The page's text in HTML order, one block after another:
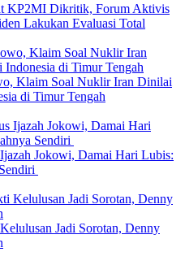
KP2MI Dikritik, Forum Aktivis
Lakukan Evaluasi Total
Klaim Soal Nuklir Iran Dinilai
di Timur Tengah
Jokowi, Damai Hari Lubis:
Jadi Sorotan, Denny